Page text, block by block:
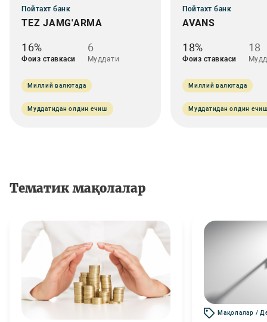
Пойтахт банк
TEZ JAMG'ARMA
16%
Фоиз ставкаси
6
Муддати
Миллий валютада
Муддатидан олдин ечиш
Пойтахт банк
AVANS
18%
Фоиз ставкаси
18
Миллий валютада
Муддатидан олдин
Тематик мақолалар
Мақолалар /